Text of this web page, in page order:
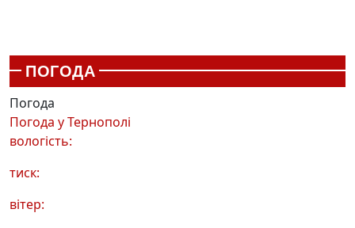
ПОГОДА
Погода
Погода уТернополі
вологість:
тиск:
вітер: